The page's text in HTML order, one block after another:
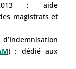
: aide
magistrats et
) : dédié aux